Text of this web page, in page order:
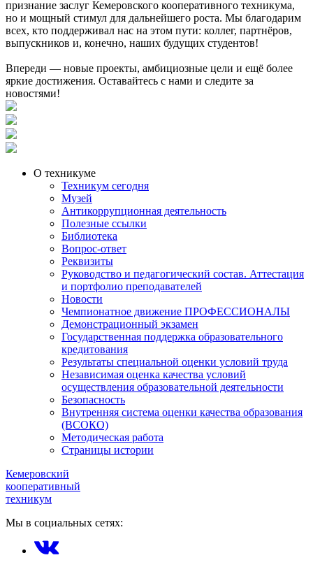
признание заслуг Кемеровского кооперативного техникума,
но и мощный стимул для дальнейшего роста. Мы благодарим
всех, кто поддерживал нас на этом пути: коллег, партнёров,
выпускников и, конечно, наших будущих студентов!
Впереди — новые проекты, амбициозные цели и ещё более
яркие достижения. Оставайтесь с нами и следите за
новостями!
О техникуме
Техникум сегодня
Музей
Антикоррупционная деятельность
Полезные ссылки
Библиотека
Вопрос-ответ
Реквизиты
Руководство и педагогический состав. Аттестация
и портфолио преподавателей
Новости
Чемпионатное движение ПРОФЕССИОНАЛЫ
Демонстрационный экзамен
Государственная поддержка образовательного
кредитования
Результаты специальной оценки условий труда
Независимая оценка качества условий
осуществления образовательной деятельности
Безопасность
Внутренняя система оценки качества образования
(ВСОКО)
Методическая работа
Страницы истории
Кемеровский
кооперативный
техникум
Мы в социальных сетях: